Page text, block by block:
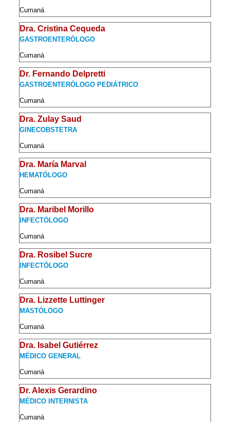
Cumaná
Dra. Cristina Cequeda
GASTROENTERÓLOGO
Cumaná
Dr. Fernando Delpretti
GASTROENTERÓLOGO PEDIÁTRICO
Cumaná
Dra. Zulay Saud
GINECOBSTETRA
Cumaná
Dra. María Marval
HEMATÓLOGO
Cumaná
Dra. Maribel Morillo
INFECTÓLOGO
Cumaná
Dra. Rosibel Sucre
INFECTÓLOGO
Cumaná
Dra. Lizzette Luttinger
MASTÓLOGO
Cumaná
Dra. Isabel Gutiérrez
MÉDICO GENERAL
Cumaná
Dr. Alexis Gerardino
MÉDICO INTERNISTA
Cumaná